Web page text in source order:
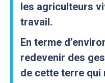
les agriculteurs
travail.
En terme
redevenir des
de cette terre qui